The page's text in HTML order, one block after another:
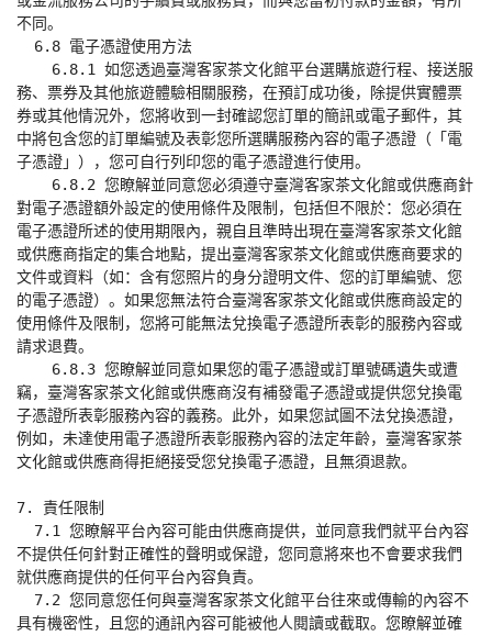
不同。
務、票券及其他旅遊體驗相關服務，在預訂成功後，除提供實體票
券或其他情況外，您將收到一封確認您訂單的簡訊或電子郵件，其
中將包含您的訂單編號及表彰您所選購服務內容的電子憑證（「電
子憑證」），您可自行列印您的電子憑證進行使用。
對電子憑證額外設定的使用條件及限制，包括但不限於：您必須在
電子憑證所述的使用期限內，親自且準時出現在臺灣客家茶文化館
或供應商指定的集合地點，提出臺灣客家茶文化館或供應商要求的
文件或資料（如：含有您照片的身分證明文件、您的訂單編號、您
的電子憑證）。如果您無法符合臺灣客家茶文化館或供應商設定的
使用條件及限制，您將可能無法兌換電子憑證所表彰的服務內容或
請求退費。
竊，臺灣客家茶文化館或供應商沒有補發電子憑證或提供您兌換電
子憑證所表彰服務內容的義務。此外，如果您試圖不法兌換憑證，
例如，未達使用電子憑證所表彰服務內容的法定年齡，臺灣客家茶
文化館或供應商得拒絕接受您兌換電子憑證，且無須退款。
7. 責任限制
不提供任何針對正確性的聲明或保證，您同意將來也不會要求我們
就供應商提供的任何平台內容負責。
具有機密性，且您的通訊內容可能被他人閱讀或截取。您瞭解並確